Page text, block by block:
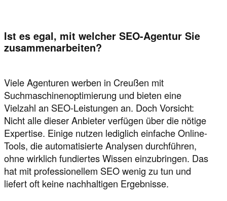
Ist es egal, mit welcher SEO-Agentur Sie
zusammenarbeiten?
Viele Agenturen werben in Creußen mit
Suchmaschinenoptimierung und bieten eine
Vielzahl an SEO-Leistungen an. Doch Vorsicht:
Nicht alle dieser Anbieter verfügen über die nötige
Expertise. Einige nutzen lediglich einfache Online-
Tools, die automatisierte Analysen durchführen,
ohne wirklich fundiertes Wissen einzubringen. Das
hat mit professionellem SEO wenig zu tun und
liefert oft keine nachhaltigen Ergebnisse.